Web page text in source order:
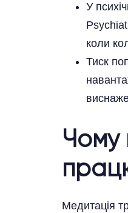
У
коли
Тиск
Чому
Медитація